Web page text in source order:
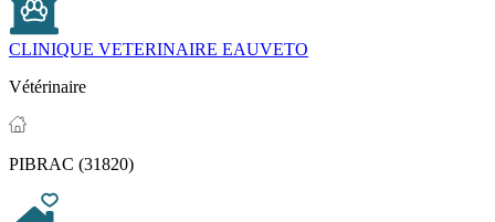
CLINIQUE VETERINAIRE EAUVETO
Vétérinaire
PIBRAC (31820)